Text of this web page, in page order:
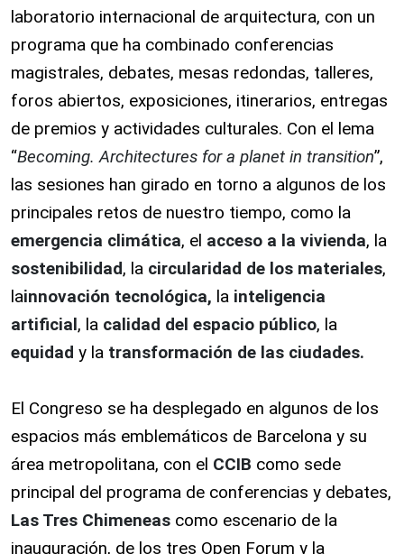
laboratorio internacional de arquitectura, con un
programa que ha combinado conferencias
magistrales, debates, mesas redondas, talleres,
foros abiertos, exposiciones, itinerarios, entregas
de premios y actividades culturales. Con el lema
“Becoming. Architectures for a planet in transition”,
las sesiones han girado en torno a algunos de los
principales retos de nuestro tiempo, como la
emergencia climática, el acceso a la vivienda, la
sostenibilidad, la circularidad de los materiales,
lainnovación tecnológica, la inteligencia
artificial, la calidad del espacio público, la
equidad y la transformación de las ciudades.
El Congreso se ha desplegado en algunos de los
espacios más emblemáticos de Barcelona y su
área metropolitana, con el CCIB como sede
principal del programa de conferencias y debates,
Las Tres Chimeneas como escenario de la
inauguración, de los tres Open Forum y la